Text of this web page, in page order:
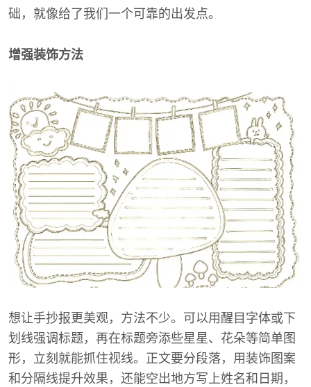
础，就像给了我们一个可靠的出发点。
增强装饰方法
想让手抄报更美观，方法不少。可以用醒目字体或下
划线强调标题，再在标题旁添些星星、花朵等简单图
形，立刻就能抓住视线。正文要分段落，用装饰图案
和分隔线提升效果，还能空出地方写上姓名和日期，